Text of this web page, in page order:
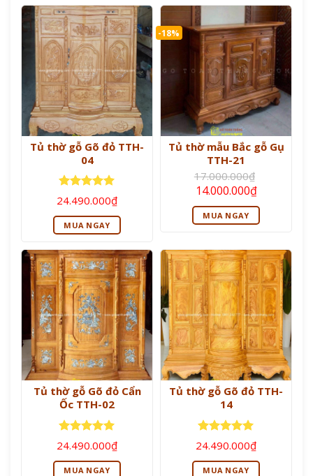
Tủ thờ gỗ Gõ đỏ TTH-
04
Được xếp
hạng55
sao
24.490.000₫
MUA NGAY
-18%
Tủ thờ mẫu Bắc gỗ Gụ
TTH-21
17.000.000₫
Giá
gốc
là:
17.000.000₫.
14.000.000₫Giá
hiện
tại
là:
MUA NGAY
Tủ thờ gỗ Gõ đỏ Cẩn
Ốc TTH-02
Được xếp
hạng55
sao
24.490.000₫
MUA NGAY
Tủ thờ gỗ Gõ đỏ TTH-
14
Được xếp
hạng55
sao
24.490.000₫
MUA NGAY